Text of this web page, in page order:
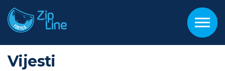
Vijesti